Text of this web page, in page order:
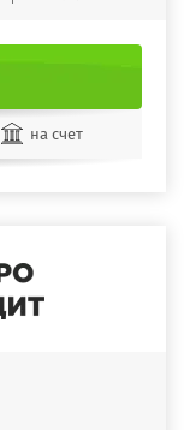
на счет